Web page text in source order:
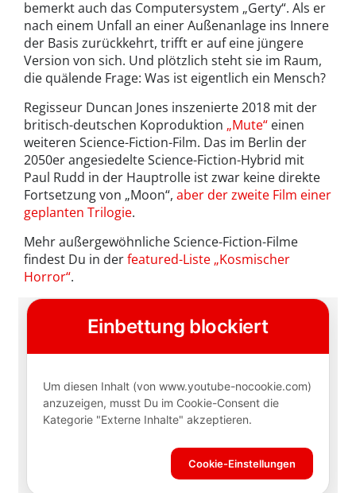
bemerkt auch das Computersystem „Gerty“. Als er
nach einem Unfall an einer Außenanlage ins Innere
der Basis zurückkehrt, trifft er auf eine jüngere
Version von sich. Und plötzlich steht sie im Raum,
die quälende Frage: Was ist eigentlich ein Mensch?
Regisseur Duncan Jones inszenierte 2018 mit der
britisch-deutschen Koproduktion „Mute“ einen
weiteren Science-Fiction-Film. Das im Berlin der
2050er angesiedelte Science-Fiction-Hybrid mit
Paul Rudd in der Hauptrolle ist zwar keine direkte
Fortsetzung von „Moon“, aber der zweite Film einer
geplanten Trilogie.
Mehr außergewöhnliche Science-Fiction-Filme
findest Du in derfeatured-Liste „Kosmischer
Horror“.